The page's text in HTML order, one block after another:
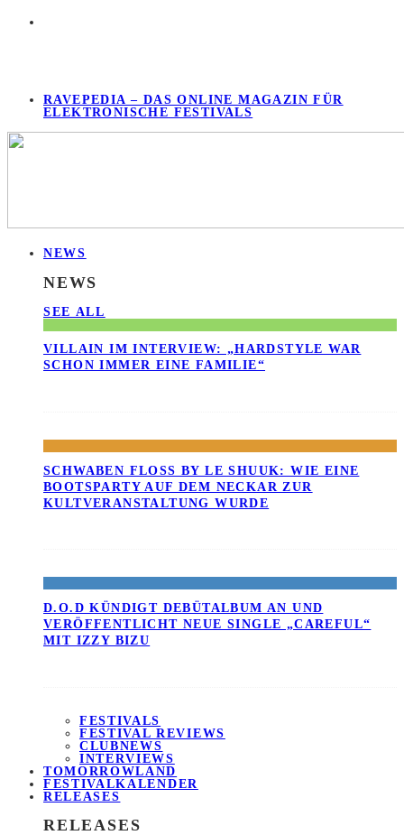
RAVEPEDIA – DAS ONLINE MAGAZIN FÜR
ELEKTRONISCHE FESTIVALS
NEWS
NEWS
SEE ALL
VILLAIN IM INTERVIEW: „HARDSTYLE WAR
SCHON IMMER EINE FAMILIE“
SCHWABEN FLOSS BY LE SHUUK: WIE EINE B
OOTSPARTY AUF DEM NECKAR ZUR K
ULTVERANSTALTUNG WURDE
D.O.D KÜNDIGT DEBÜTALBUM AN UND
VERÖFFENTLICHT NEUE SINGLE „CAREFUL“
MIT IZZY BIZU
FESTIVALS
FESTIVAL REVIEWS
CLUBNEWS
INTERVIEWS
TOMORROWLAND
FESTIVALKALENDER
RELEASES
RELEASES